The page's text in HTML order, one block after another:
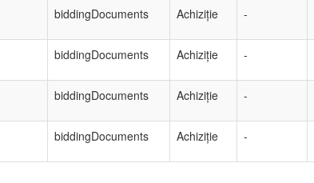
biddingDocuments Achiziție -
biddingDocuments Achiziție -
biddingDocuments Achiziție -
biddingDocuments Achiziție -